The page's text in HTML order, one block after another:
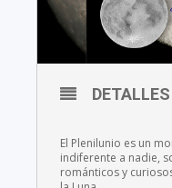
El Plenilunio es un
indiferente a nadie,
románticos y